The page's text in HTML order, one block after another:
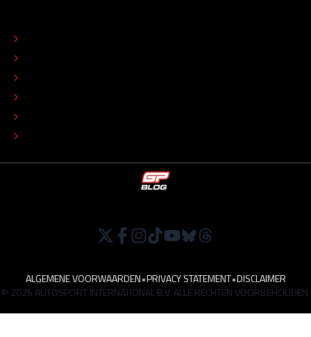
ALGEMENE VOORWAARDEN•PRIVACY STATEMENT•DISCLAIMER
© 2026 AUTOSPORT INTERNATIONAL B.V. ALLE RECHTEN VOORBEHOUDEN.